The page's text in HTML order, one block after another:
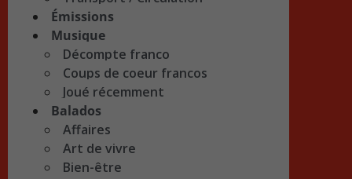
Émissions
Musique
Décompte franco
Coups de coeur francos
Joué récemment
Balados
Affaires
Art de vivre
Bien-être